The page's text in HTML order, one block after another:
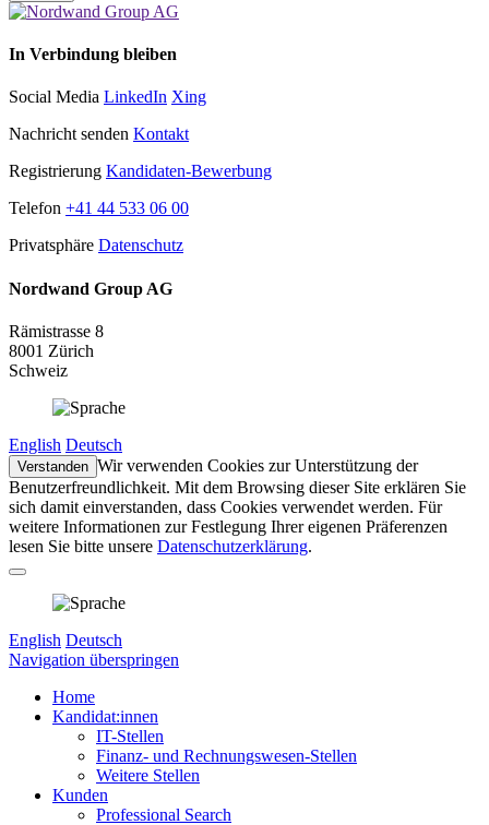
In Verbindung bleiben
Social Media LinkedIn Xing
Nachricht senden Kontakt
Registrierung Kandidaten-Bewerbung
Telefon +41 44 533 06 00
Privatsphäre Datenschutz
Nordwand Group AG
Rämistrasse 8
8001 Zürich
Schweiz
English Deutsch
Verstanden Wir verwenden Cookies zur Unterstützung der
Benutzerfreundlichkeit. Mit dem Browsing dieser Site erklären Sie
sich damit einverstanden, dass Cookies verwendet werden. Für
weitere Informationen zur Festlegung Ihrer eigenen Präferenzen
lesen Sie bitte unsere Datenschutzerklärung.
English Deutsch
Navigation überspringen
Home
Kandidat:innen
IT-Stellen
Finanz- und Rechnungswesen-Stellen
Weitere Stellen
Kunden
Professional Search